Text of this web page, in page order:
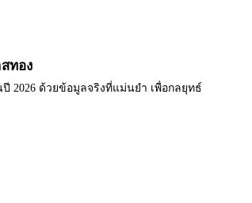
ทอง
ปี 2026 ด้วยข้อมูลจริงที่แม่นยำ เพื่อกลยุทธ์